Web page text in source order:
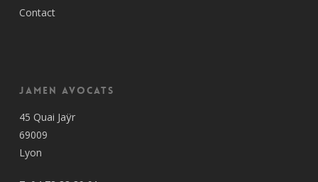
Contact
Jamen Avocats
45 Quai Jaÿr
69009
Lyon